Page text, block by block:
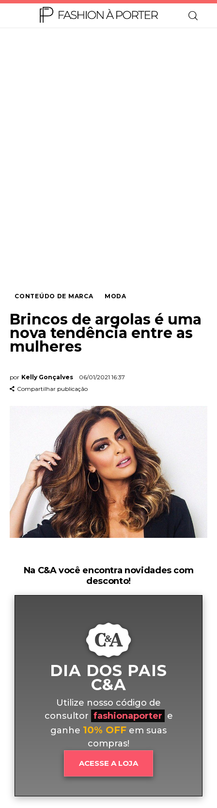
Quem somos
Contato
CONTEÚDO DE MARCA MODA
Brincos de argolas é uma
nova tendência entre as
mulheres
por Kelly Gonçalves
06/01/2021 16:37
Compartilhar publicação
Na C&A você encontra novidades com
desconto!
DIA DOS PAIS
C&A
Utilize nosso código de
consultor fashionaporter e
ganhe 10% OFF em suas
compras!
ACESSE A LOJA